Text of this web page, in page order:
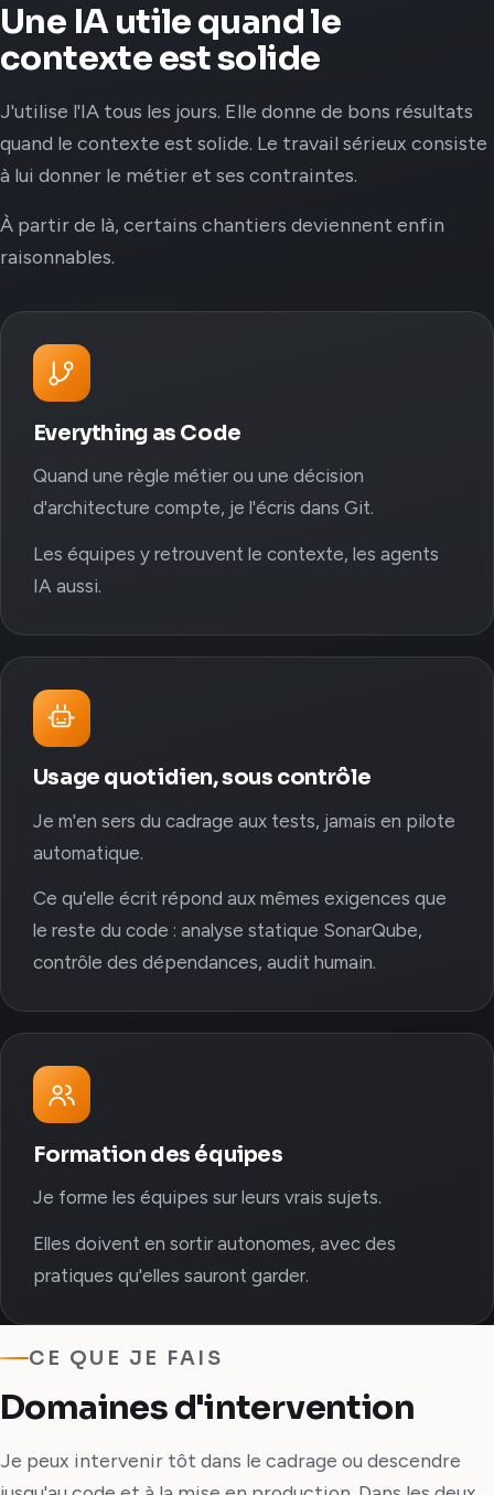
Une IA utile quand le
contexte est solide
J'utilise l'IA tous les jours. Elle donne de bons résultats
quand le contexte est solide. Le travail sérieux consiste
à lui donner le métier et ses contraintes.
À partir de là, certains chantiers deviennent enfin
raisonnables.
Everything as Code
Quand une règle métier ou une décision
d'architecture compte, je l'écris dans Git.
Les équipes y retrouvent le contexte, les agents
IA aussi.
Usage quotidien, sous contrôle
Je m'en sers du cadrage aux tests, jamais en pilote
automatique.
Ce qu'elle écrit répond aux mêmes exigences que
le reste du code : analyse statique SonarQube,
contrôle des dépendances, audit humain.
Formation des équipes
Je forme les équipes sur leurs vrais sujets.
Elles doivent en sortir autonomes, avec des
pratiques qu'elles sauront garder.
CE QUE JE FAIS
Domaines d'intervention
Je peux intervenir tôt dans le cadrage ou descendre